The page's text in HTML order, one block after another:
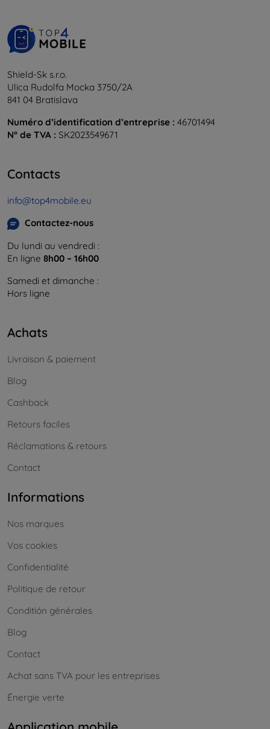
Shield-Sk s.r.o.
Ulica Rudolfa Mocka 3750/2A
841 04 Bratislava
Numéro d’identification d’entreprise : 46701494
N° de TVA : SK2023549671
Contacts
info@top4mobile.eu
Contactez-nous
Du lundi au vendredi :
En ligne 8h00 – 16h00
Samedi et dimanche :
Hors ligne
Achats
Livraison & paiement
Blog
Cashback
Retours faciles
Réclamations & retours
Contact
Informations
Nos marques
Vos cookies
Confidentialité
Politique de retour
Conditión générales
Blog
Contact
Achat sans TVA pour les entreprises
Énergie verte